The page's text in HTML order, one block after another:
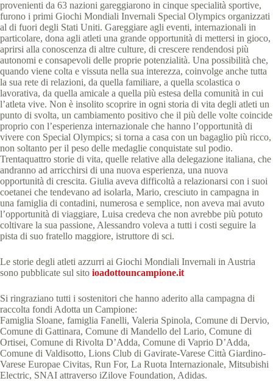
provenienti da 63 nazioni gareggiarono in cinque specialità sportive,
furono i primi Giochi Mondiali Invernali Special Olympics organizzati
al di fuori degli Stati Uniti. Gareggiare agli eventi, internazionali in
particolare, dona agli atleti una grande opportunità di mettersi in gioco,
aprirsi alla conoscenza di altre culture, di crescere rendendosi più
autonomi e consapevoli delle proprie potenzialità. Una possibilità che,
quando viene colta e vissuta nella sua interezza, coinvolge anche tutta
la sua rete di relazioni, da quella familiare, a quella scolastica o
lavorativa, da quella amicale a quella più estesa della comunità in cui
l’atleta vive. Non è insolito scoprire in ogni storia di vita degli atleti un
punto di svolta, un cambiamento positivo che il più delle volte coincide
proprio con l’esperienza internazionale che hanno l’opportunità di
vivere con Special Olympics; si torna a casa con un bagaglio più ricco,
non soltanto per il peso delle medaglie conquistate sul podio.
Trentaquattro storie di vita, quelle relative alla delegazione italiana, che
andranno ad arricchirsi di una nuova esperienza, una nuova
opportunità di crescita. Giulia aveva difficoltà a relazionarsi con i suoi
coetanei che tendevano ad isolarla, Mario, cresciuto in campagna in
una famiglia di contadini, numerosa e semplice, non aveva mai avuto
l’opportunità di viaggiare, Luisa credeva che non avrebbe più potuto
coltivare la sua passione, Alessandro voleva a tutti i costi seguire la
pista di suo fratello maggiore, istruttore di sci.
Le storie degli atleti azzurri ai Giochi Mondiali Invernali in Austria
sono pubblicate sul sito ioadottouncampione.it
Si ringraziano tutti i sostenitori che hanno aderito alla campagna di
raccolta fondi Adotta un Campione:
Famiglia Sloane, famiglia Fanelli, Valeria Spinola, Comune di Dervio,
Comune di Gattinara, Comune di Mandello del Lario, Comune di
Ortisei, Comune di Rivolta D’Adda, Comune di Vaprio D’Adda,
Comune di Valdisotto, Lions Club di Gavirate-Varese Città Giardino-
Varese Europae Civitas, Run For, La Ruota Internazionale, Mitsubishi
Electric, SNAI attraverso iZilove Foundation, Adidas.